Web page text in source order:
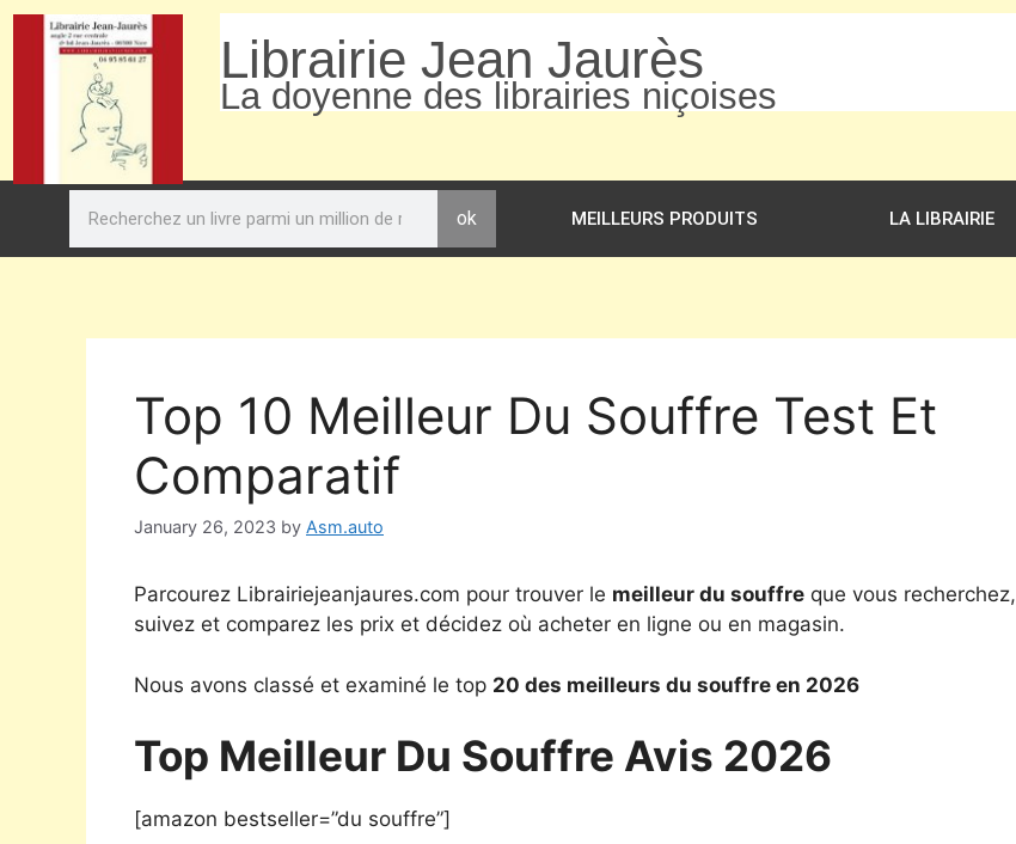
Librairie Jean Jaurès
La doyenne des librairies niçoises
ok MEILLEURS PRODUITS LA LIBRAIRIE
Top 10 Meilleur Du Souffre Test Et
Comparatif
January 26, 2023 by Asm.auto
Parcourez Librairiejeanjaures.com pour trouver le meilleur du souffre que vous recherchez,
suivez et comparez les prix et décidez où acheter en ligne ou en magasin.
Nous avons classé et examiné le top 20 des meilleurs du souffre en 2026
Top Meilleur Du Souffre Avis 2026
[amazon bestseller=”du souffre”]